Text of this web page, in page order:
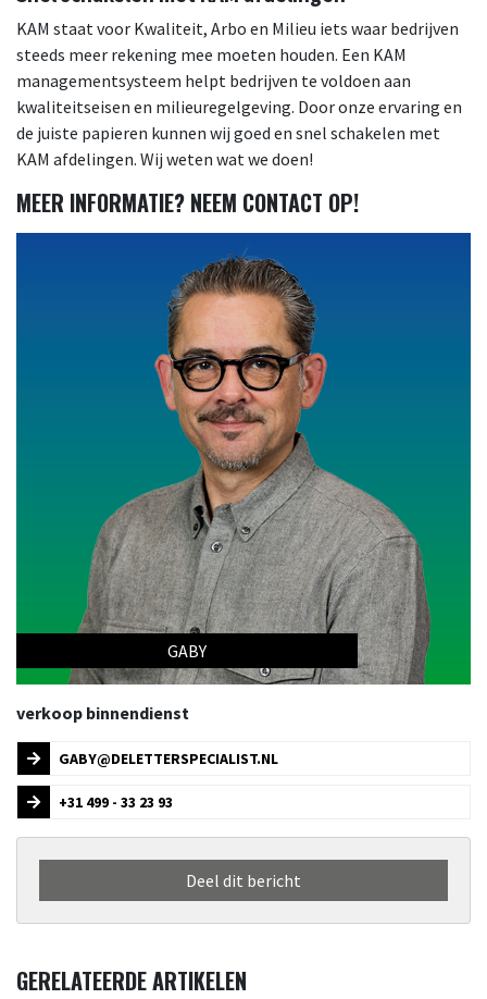
KAM staat voor Kwaliteit, Arbo en Milieu iets waar bedrijven
steeds meer rekening mee moeten houden. Een KAM
managementsysteem helpt bedrijven te voldoen aan
kwaliteitseisen en milieuregelgeving. Door onze ervaring en
de juiste papieren kunnen wij goed en snel schakelen met
KAM afdelingen. Wij weten wat we doen!
MEER INFORMATIE? NEEM CONTACT OP!
GABY
verkoop binnendienst
GABY@DELETTERSPECIALIST.NL
+31 499 - 33 23 93
Deel dit bericht
GERELATEERDE ARTIKELEN